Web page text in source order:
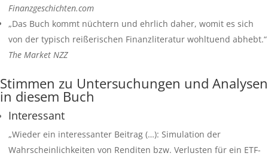
Finanzgeschichten.com
„Das Buch kommt nüchtern und ehrlich daher, womit es sich
von der typisch reißerischen Finanzliteratur wohltuend abhebt.“
The Market NZZ
Stimmen zu Untersuchungen und Analysen
in diesem Buch
Interessant
„Wieder ein interessanter Beitrag (…): Simulation der
Wahrscheinlichkeiten von Renditen bzw. Verlusten für ein ETF-